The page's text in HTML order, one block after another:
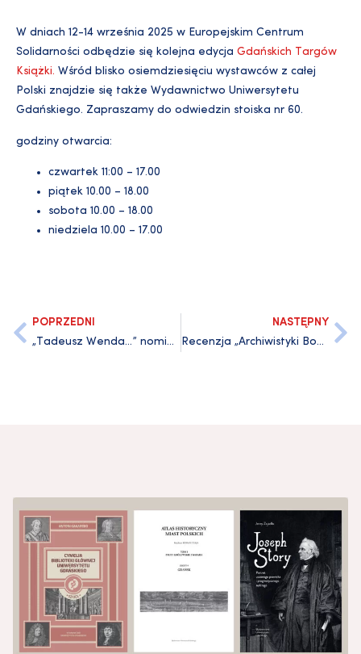
W dniach 12-14 września 2025 w Europejskim Centrum
Solidarności odbędzie się kolejna edycja Gdańskich Targów
Książki. Wśród blisko osiemdziesięciu wystawców z całej
Polski znajdzie się także Wydawnictwo Uniwersytetu
Gdańskiego. Zapraszamy do odwiedzin stoiska nr 60.
godziny otwarcia:
czwartek 11:00 – 17.00
piątek 10.00 – 18.00
sobota 10.00 – 18.00
niedziela 10.00 – 17.00
POPRZEDNI
„Tadeusz Wenda…” nominowany do Pomorskiej Nagrody Literackiej „Wiatr od morza”
NASTĘPNY
Recenzja „Archiwistyki Bohdana Ryszewskiego…” w czasopiśmie „Archeion”